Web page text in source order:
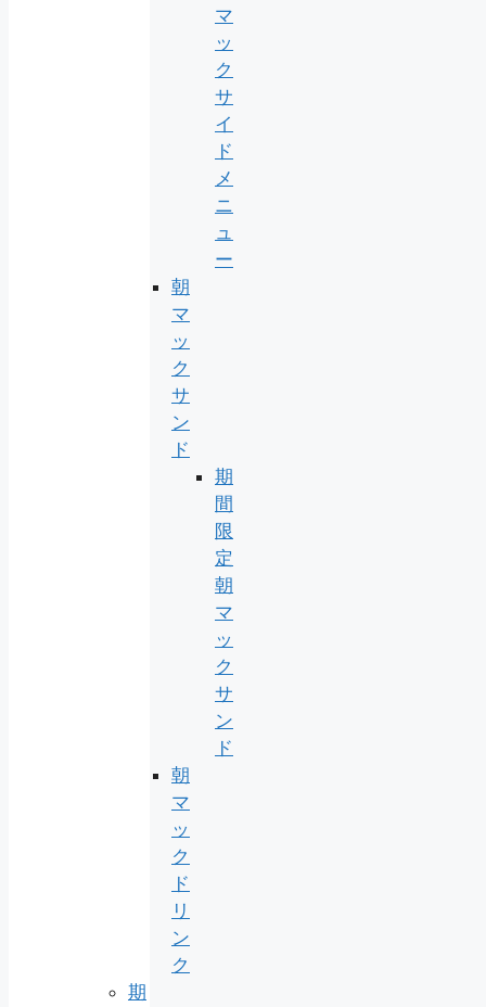
マ
ッ
ク
サ
イ
ド
メ
ニ
ュ
ー
朝
マ
ッ
ク
サ
ン
ド
期
間
限
定
朝
マ
ッ
ク
サ
ン
ド
朝
マ
ッ
ク
ド
リ
ン
ク
期